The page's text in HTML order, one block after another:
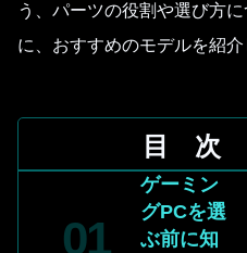
う、パーツの役割や選び方
に、おすすめのモデルを紹介
目 次
ゲーミン
グPCを選
ぶ前に知